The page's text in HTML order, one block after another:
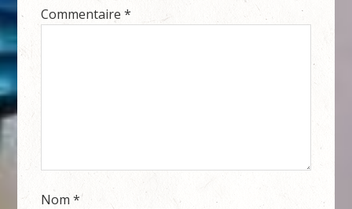
Commentaire*
Nom*